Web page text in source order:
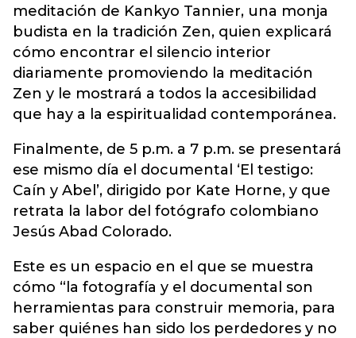
meditación de Kankyo Tannier, una monja
budista en la tradición Zen, quien explicará
cómo encontrar el silencio interior
diariamente promoviendo la meditación
Zen y le mostrará a todos la accesibilidad
que hay a la espiritualidad contemporánea.
Finalmente, de 5 p.m. a 7 p.m. se presentará
ese mismo día el documental ‘El testigo:
Caín y Abel’, dirigido por Kate Horne, y que
retrata la labor del fotógrafo colombiano
Jesús Abad Colorado.
Este es un espacio en el que se muestra
cómo “la fotografía y el documental son
herramientas para construir memoria, para
saber quiénes han sido los perdedores y no